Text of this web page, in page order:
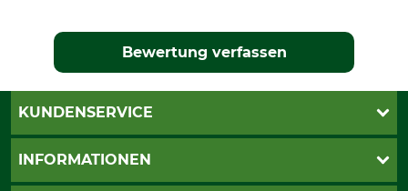
Bewertung verfassen
KUNDENSERVICE
Katalogbestellung
INFORMATIONEN